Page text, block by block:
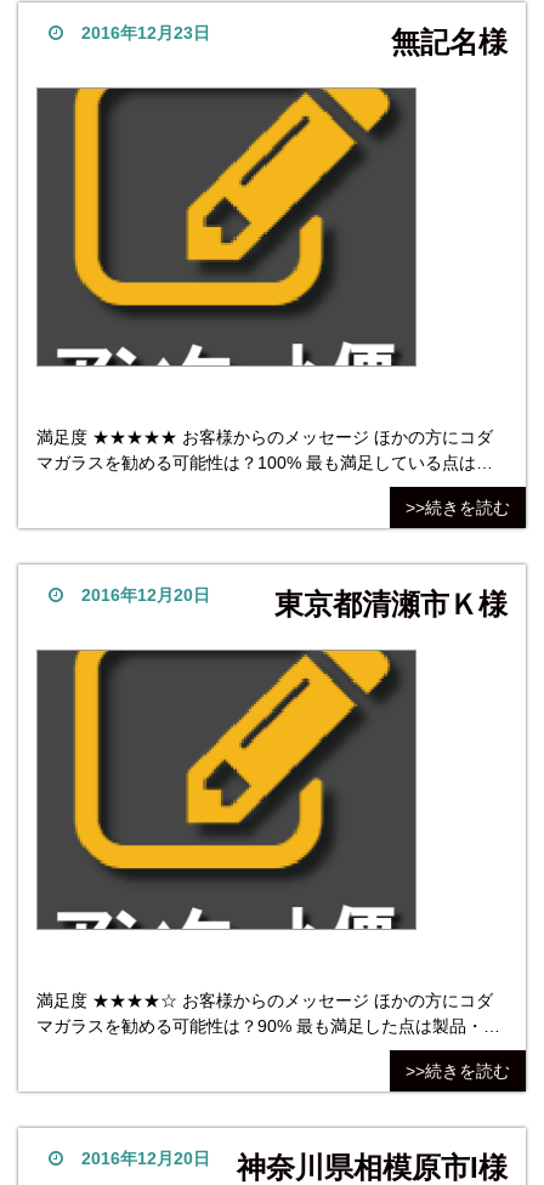
2016年12月23日 無記名様
満足度 ★★★★★ お客様からのメッセージ ほかの方にコダ
マガラスを勧める可能性は？100% 最も満足している点は価
格。最も不満だった点は、不満な点はございませんでした。
>>続きを読む
2016年12月20日 東京都清瀬市Ｋ様
満足度 ★★★★☆ お客様からのメッセージ ほかの方にコダ
マガラスを勧める可能性は？90% 最も満足した点は製品・仕
上がり。初めて頼む所ので心配でしたが、電話対応の良さに
安心しました。こちらの質問にも丁寧に応えて頂き感動しま
>>続きを読む
2016年12月20日 神奈川県相模原市I様